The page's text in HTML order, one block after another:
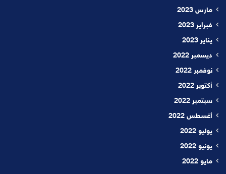
مارس 2023
فبراير 2023
يناير 2023
ديسمبر 2022
نوفمبر 2022
أكتوبر 2022
سبتمبر 2022
أغسطس 2022
يوليو 2022
يونيو 2022
مايو 2022